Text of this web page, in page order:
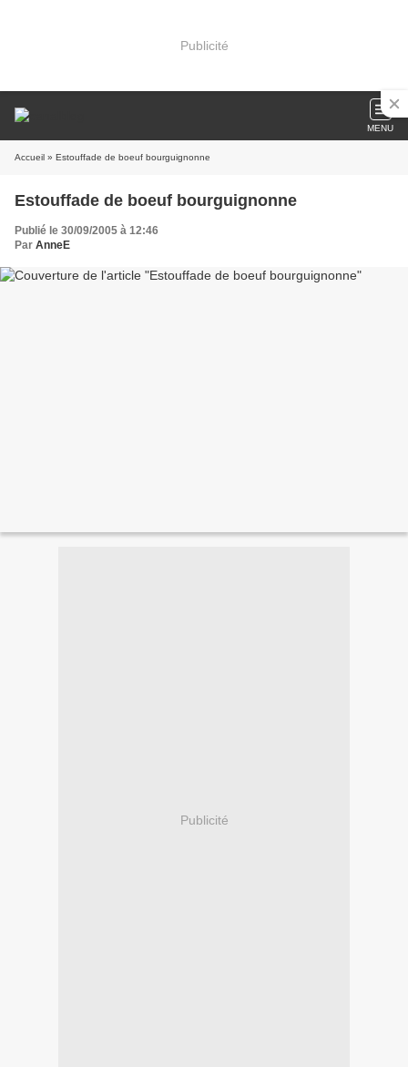
Publicité
MENU
Accueil » Estouffade de boeuf bourguignonne
Estouffade de boeuf bourguignonne
Publié le 30/09/2005 à 12:46
Par AnneE
Publicité